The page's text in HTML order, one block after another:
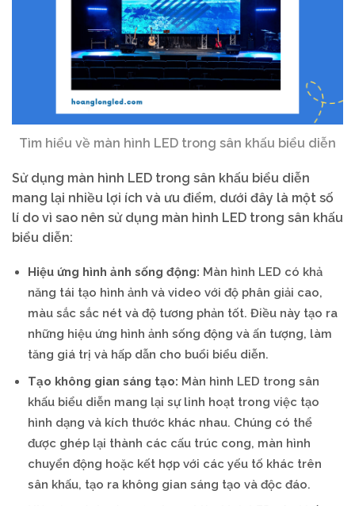
Tìm hiểu về màn hình LED trong sân khấu biểu diễn
Sử dụng màn hình LED trong sân khấu biểu diễn
mang lại nhiều lợi ích và ưu điểm, dưới đây là một số
lí do vì sao nên sử dụng màn hình LED trong sân khấu
biểu diễn:
Hiệu ứng hình ảnh sống động: Màn hình LED có khả
năng tái tạo hình ảnh và video với độ phân giải cao,
màu sắc sắc nét và độ tương phản tốt. Điều này tạo ra
những hiệu ứng hình ảnh sống động và ấn tượng, làm
tăng giá trị và hấp dẫn cho buổi biểu diễn.
Tạo không gian sáng tạo: Màn hình LED trong sân
khấu biểu diễn mang lại sự linh hoạt trong việc tạo
hình dạng và kích thước khác nhau. Chúng có thể
được ghép lại thành các cấu trúc cong, màn hình
chuyển động hoặc kết hợp với các yếu tố khác trên
sân khấu, tạo ra không gian sáng tạo và độc đáo.